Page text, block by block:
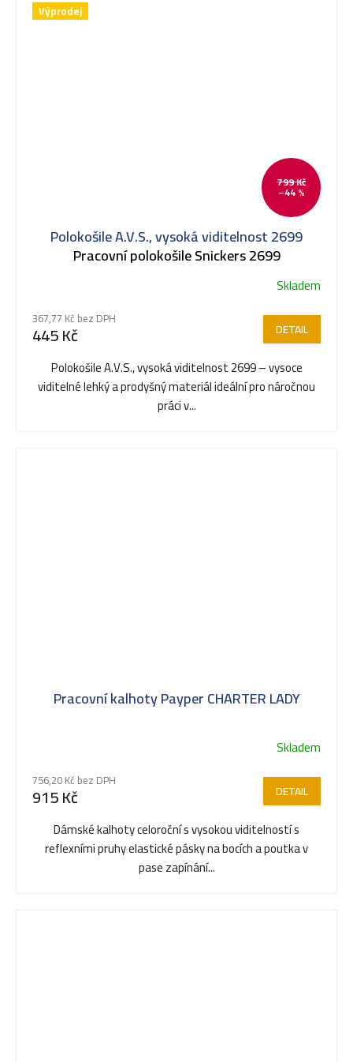
Výprodej
799 Kč
–44 %
Polokošile A.V.S., vysoká viditelnost 2699
Pracovní polokošile Snickers 2699
Skladem
367,77 Kč bez DPH
445 Kč DETAIL
Polokošile A.V.S., vysoká viditelnost 2699 – vysoce
viditelné lehký a prodyšný materiál ideální pro náročnou
práci v...
Pracovní kalhoty Payper CHARTER LADY
Skladem
756,20 Kč bez DPH
915 Kč DETAIL
Dámské kalhoty celoroční s vysokou viditelností s
reflexními pruhy elastické pásky na bocích a poutka v
pase zapínání...